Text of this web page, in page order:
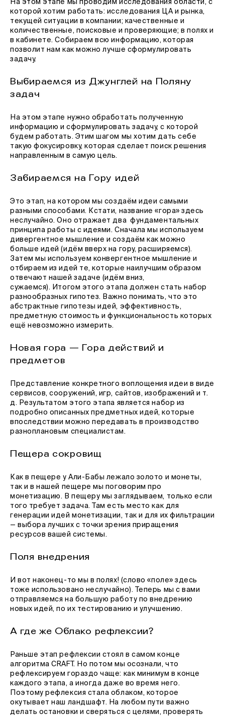
На этом этапе мы проводим исследования области, с
которой хотим работать: исследования ЦА и рынка,
текущей ситуации в компании; качественные и
количественные, поисковые и проверяющие; в полях и
в кабинете. Собираем всю информацию, которая
позволит нам как можно лучше сформулировать
задачу.
Выбираемся из Джунглей на Поляну
задач
На этом этапе нужно обработать полученную
информацию и сформулировать задачу, с которой
будем работать. Этим шагом мы хотим дать себе
такую фокусировку, которая сделает поиск решения
направленным в самую цель.
Забираемся на Гору идей
Это этап, на котором мы создаём идеи самыми
разными способами. Кстати, название «гора» здесь
неслучайно. Оно отражает два фундаментальных
принципа работы с идеями. Сначала мы используем
дивергентное мышление и создаём как можно
больше идей (идём вверх на гору, расширяемся).
Затем мы используем конвергентное мышление и
отбираем из идей те, которые наилучшим образом
отвечают нашей задаче (идём вниз,
сужаемся). Итогом этого этапа должен стать набор
разнообразных гипотез. Важно понимать, что это
абстрактные гипотезы идей, эффективность,
предметную стоимость и функциональность которых
ещё невозможно измерить.
Новая гора — Гора действий и
предметов
Представление конкретного воплощения идеи в виде
сервисов, сооружений, игр, сайтов, изображений и т.
д. Результатом этого этапа является набор из
подробно описанных предметных идей, которые
впоследствии можно передавать в производство
разноплановым специалистам.
Пещера сокровищ
Как в пещере у Али-Бабы лежало золото и монеты,
так и в нашей пещере мы поговорим про
монетизацию. В пещеру мы заглядываем, только если
того требует задача. Там есть место как для
генерации идей монетизации, так и для их фильтрации
— выбора лучших с точки зрения приращения
ресурсов вашей системы.
Поля внедрения
И вот наконец-то мы в полях! (слово «поле» здесь
тоже использовано неслучайно). Теперь мы с вами
отправляемся на большую работу по внедрению
новых идей, по их тестированию и улучшению.
А где же Облако рефлексии?
Раньше этап рефлексии стоял в самом конце
алгоритма CRAFT. Но потом мы осознали, что
рефлексируем гораздо чаще: как минимум в конце
каждого этапа, а иногда даже во время него.
Поэтому рефлексия стала облаком, которое
окутывает наш ландшафт. На любом пути важно
делать остановки и сверяться с целями, проверять